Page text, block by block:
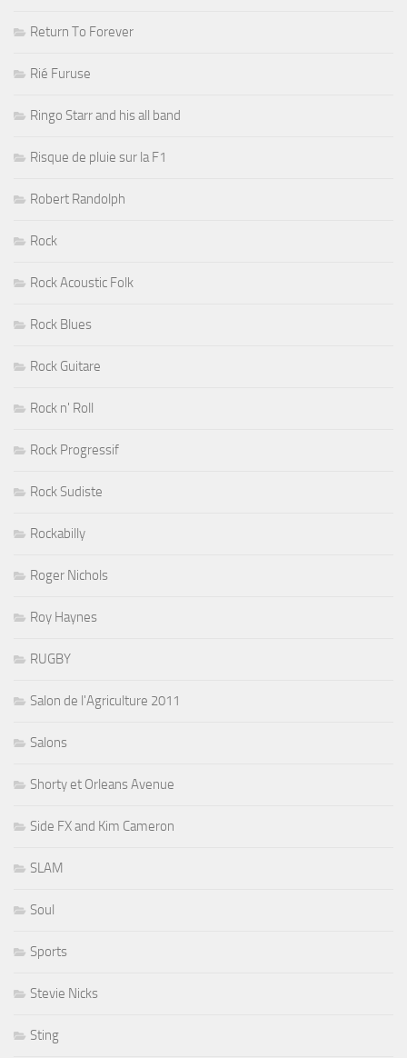
Return To Forever
Rié Furuse
Ringo Starr and his all band
Risque de pluie sur la F1
Robert Randolph
Rock
Rock Acoustic Folk
Rock Blues
Rock Guitare
Rock n' Roll
Rock Progressif
Rock Sudiste
Rockabilly
Roger Nichols
Roy Haynes
RUGBY
Salon de l'Agriculture 2011
Salons
Shorty et Orleans Avenue
Side FX and Kim Cameron
SLAM
Soul
Sports
Stevie Nicks
Sting